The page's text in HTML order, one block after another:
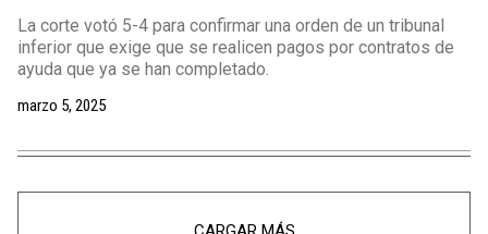
La corte votó 5-4 para confirmar una orden de un tribunal
inferior que exige que se realicen pagos por contratos de
ayuda que ya se han completado.
marzo 5, 2025